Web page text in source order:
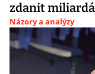
zdanit
Názory a analýzy